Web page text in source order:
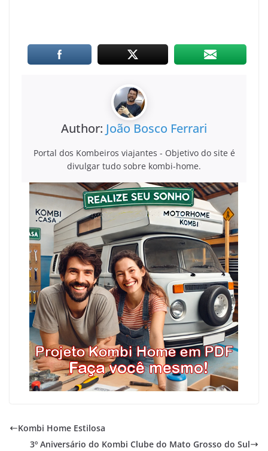
Author: João Bosco Ferrari
Portal dos Kombeiros viajantes - Objetivo do site é
divulgar tudo sobre kombi-home.
Kombi Home Estilosa
3º Aniversário do Kombi Clube do Mato Grosso do Sul